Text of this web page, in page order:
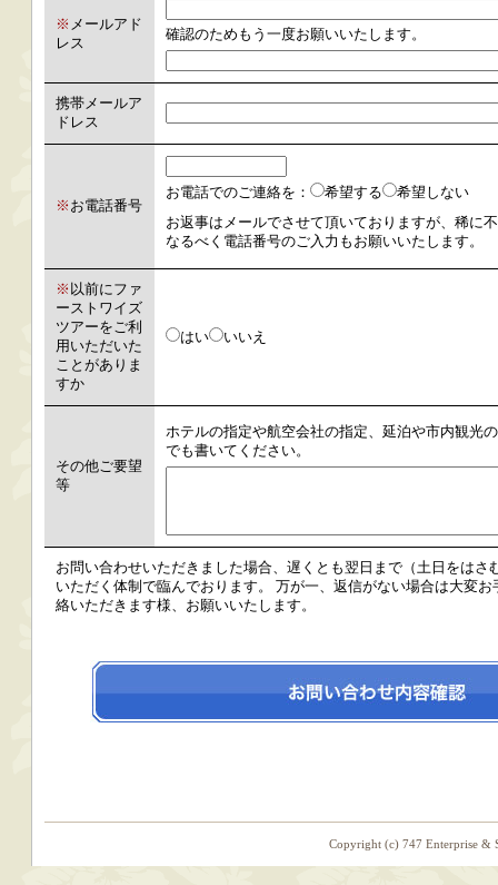
※ メールアド
レス
確認のためもう一度お願いいたします。
携帯メールア
ドレス
※ お電話番号
お電話でのご連絡を： 希望する
希望しない
お返事はメールでさせて頂いておりますが、稀に
なるべく電話番号のご入力もお願いいたします。
※ 以前にファ
ーストワイズ
ツアーをご利
用いただいた
ことがありま
すか
はい いいえ
その他ご要望
等
ホテルの指定や航空会社の指定、延泊や市内観光
でも書いてください。
お問い合わせいただきました場合、遅くとも翌日まで（土日をはさ
いただく体制で臨んでおります。 万が一、返信がない場合は大変
絡いただきます様、お願いいたします。
Copyright (c) 747 Enterprise &